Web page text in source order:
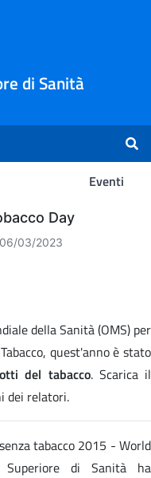
di Sanità
Eventi
Day
03/2023
della Sanità (OMS) per
quest'anno è stato
del tabacco. Scarica il
dei relatori.
tabacco 2015 - World
di Sanità ha